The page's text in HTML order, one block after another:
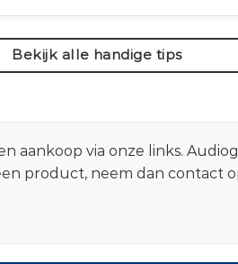
Bekijk alle handige tips
aankoop via onze links.
product, neem dan contact